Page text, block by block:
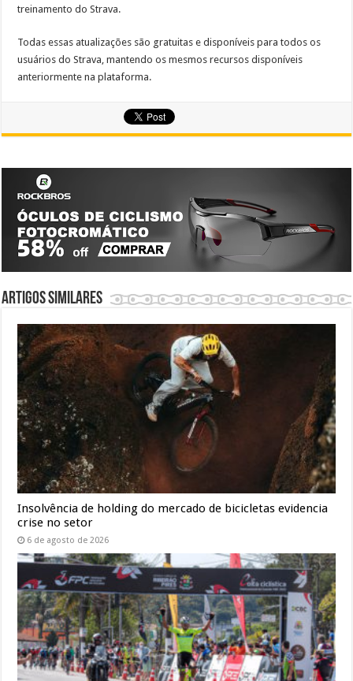
treinamento do Strava.
Todas essas atualizações são gratuitas e disponíveis para todos os
usuários do Strava, mantendo os mesmos recursos disponíveis
anteriormente na plataforma.
Artigos similares
Insolvência de holding do mercado de bicicletas evidencia
crise no setor
6 de agosto de 2026